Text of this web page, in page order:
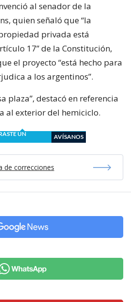
al senador de la
quien señaló que “la
privada está
17” de la Constitución,
el proyecto “está hecho para
a los argentinos”.
plaza”, destacó en referencia
al exterior del hemiciclo.
UN
AVÍSANOS
de correcciones